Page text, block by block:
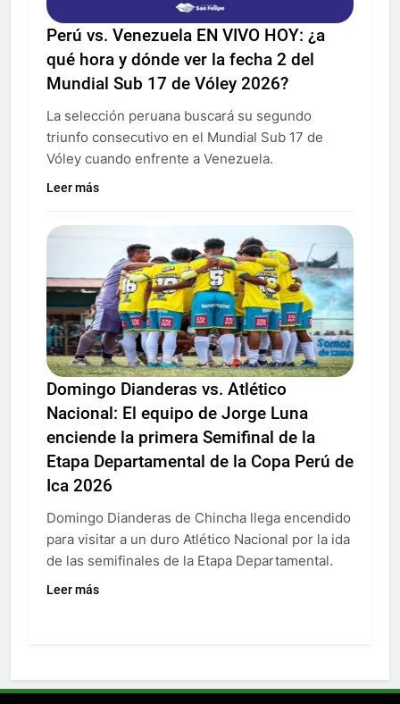
Perú vs. Venezuela EN VIVO HOY: ¿a
qué hora y dónde ver la fecha 2 del
Mundial Sub 17 de Vóley 2026?
La selección peruana buscará su segundo
triunfo consecutivo en el Mundial Sub 17 de
Vóley cuando enfrente a Venezuela.
Leer más
Domingo Dianderas vs. Atlético
Nacional: El equipo de Jorge Luna
enciende la primera Semifinal de la
Etapa Departamental de la Copa Perú de
Ica 2026
Domingo Dianderas de Chincha llega encendido
para visitar a un duro Atlético Nacional por la ida
de las semifinales de la Etapa Departamental.
Leer más